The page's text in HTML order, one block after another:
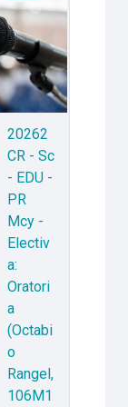
20262
CR - Sc
- EDU -
PR
Mcy -
Electiv
a:
Oratori
a
(Octabi
o
Rangel,
106M1